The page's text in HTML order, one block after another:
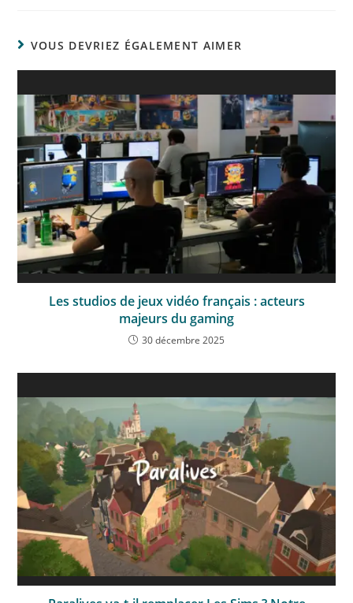
VOUS DEVRIEZ ÉGALEMENT AIMER
Les studios de jeux vidéo français : acteurs
majeurs du gaming
30 décembre 2025